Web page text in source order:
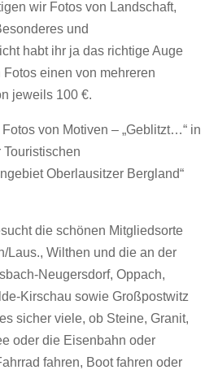
wir Fotos von Landschaft,
und
habt ihr ja das richtige Auge
einen von mehreren
jeweils 100 €.
von Motiven – „Geblitzt…“ in
Oberlausitzer Bergland“
die schönen Mitgliedsorte
Laus., Wilthen und die an der
Neugersdorf, Oppach,
Kirschau sowie Großpostwitz
sicher viele, ob Steine, Granit,
oder die Eisenbahn oder
fahren, Boot fahren oder